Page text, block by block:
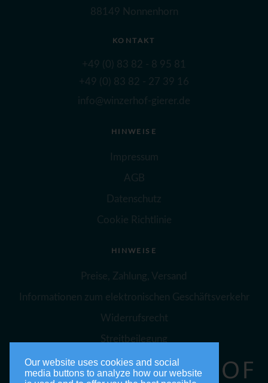
88149 Nonnenhorn
KONTAKT
+49 (0) 83 82 - 8 95 81
+49 (0) 83 82 - 27 39 16
info@winzerhof-gierer.de
HINWEISE
Impressum
AGB
Datenschutz
Cookie Richtlinie
HINWEISE
Preise, Zahlung, Versand
Informationen zum elektronischen Geschäftsverkehr
Widerrufsrecht
Streitbeilegung
Our website uses cookies and social
media buttons to analyze how our website